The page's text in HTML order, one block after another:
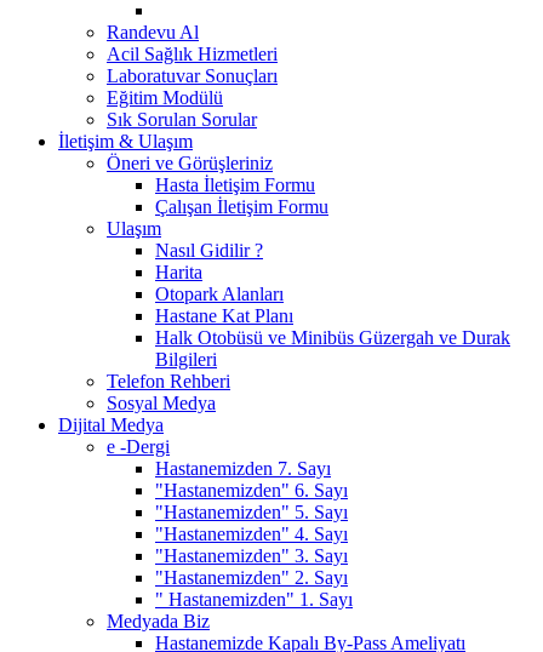
Randevu Al
Acil Sağlık Hizmetleri
Laboratuvar Sonuçları
Eğitim Modülü
Sık Sorulan Sorular
İletişim & Ulaşım
Öneri ve Görüşleriniz
Hasta İletişim Formu
Çalışan İletişim Formu
Ulaşım
Nasıl Gidilir ?
Harita
Otopark Alanları
Hastane Kat Planı
Halk Otobüsü ve Minibüs Güzergah ve Durak
Bilgileri
Telefon Rehberi
Sosyal Medya
Dijital Medya
e -Dergi
Hastanemizden 7. Sayı
"Hastanemizden" 6. Sayı
"Hastanemizden" 5. Sayı
"Hastanemizden" 4. Sayı
"Hastanemizden" 3. Sayı
"Hastanemizden" 2. Sayı
" Hastanemizden" 1. Sayı
Medyada Biz
Hastanemizde Kapalı By-Pass Ameliyatı